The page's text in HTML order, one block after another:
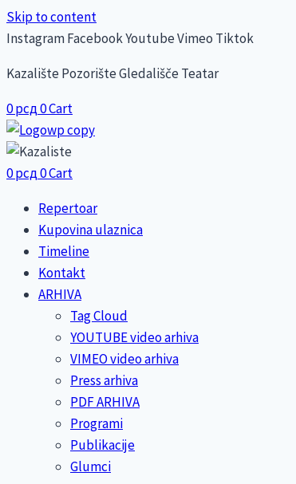
Skip to content
InstagramFacebookYoutubeVimeo Tiktok
Kazalište Pozorište Gledališče Teatar
0рсд0Cart
0рсд0Cart
Repertoar
Kupovina ulaznica
Timeline
Kontakt
ARHIVA
Tag Cloud
YOUTUBE video arhiva
VIMEO video arhiva
Press arhiva
PDF ARHIVA
Programi
Publikacije
Glumci